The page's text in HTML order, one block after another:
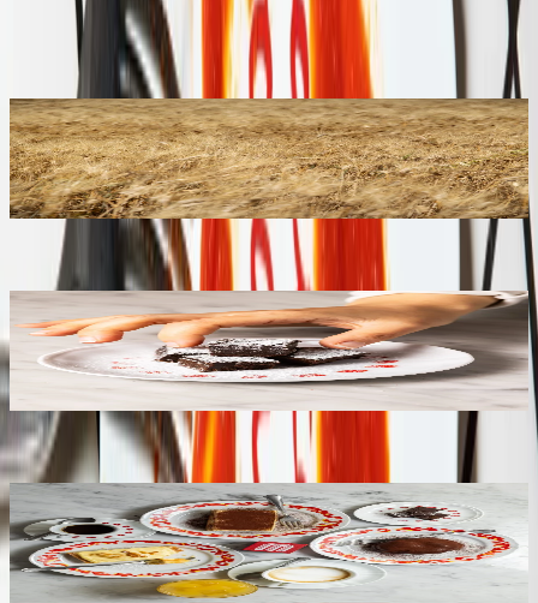
↳ Sottosezione
CardWImage
child #1 • id=313
Chi semina raccoglie
4% di cashback
Ogni volta che fai un ordine ottieni il 4% di cashback
su tutto, sempre. Utilizzalo come sconto diretto sui
tuoi prossimi ordini.
↳ Sottosezione
CardWImage
child #2 • id=314
BA-CIO, BA-CIO, BA-CIO, BA-CIO
Il nostro benvenuto
Iscriviti e un bacio al cioccolato è già lì che ti aspetta.
Questo è il nostro modo di dirti "Benvenuto a bordo,
ora si fa sul serio".
↳ Sottosezione
CardWImage
child #3 • id=315
Un altro giro attorno al sole?
Il dolce lo offriamo noi
Da Miscusi amiamo festeggiare. Per questo nel giorno
del tuo compleanno al dolce ci pensiamo noi, per te e
per tutto il tavolo.